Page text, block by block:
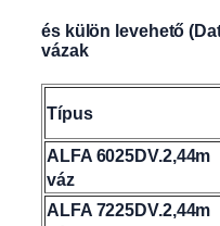
és külön levehető
vázak
Típus
ALFA 6025DV.2,44m
váz
ALFA 7225DV.2,44m